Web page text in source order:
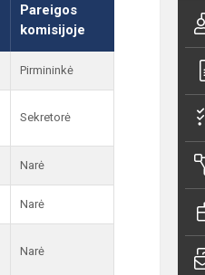
Pareigos
komisijoje
Pirmininkė
Sekretorė
Narė
Narė
Narė